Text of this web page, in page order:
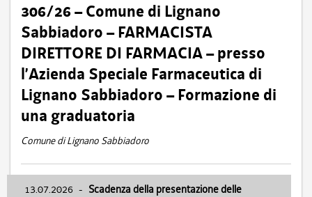
306/26 – Comune di Lignano
Sabbiadoro – FARMACISTA
DIRETTORE DI FARMACIA – presso
l’Azienda Speciale Farmaceutica di
Lignano Sabbiadoro – Formazione di
una graduatoria
Comune di Lignano Sabbiadoro
13.07.2026 - Scadenza della presentazione delle